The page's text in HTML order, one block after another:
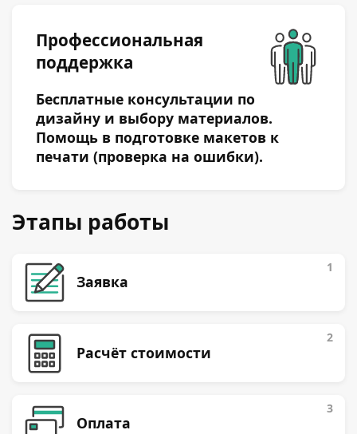
Профессиональная
поддержка
Бесплатные консультации по
дизайну и выбору материалов.
Помощь в подготовке макетов к
печати (проверка на ошибки).
Этапы работы
Заявка
1
Расчёт стоимости
2
Оплата
3